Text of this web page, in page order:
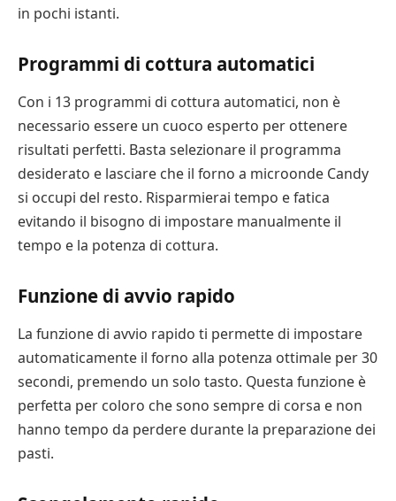
in pochi istanti.
Programmi di cottura automatici
Con i 13 programmi di cottura automatici, non è
necessario essere un cuoco esperto per ottenere
risultati perfetti. Basta selezionare il programma
desiderato e lasciare che il forno a microonde Candy
si occupi del resto. Risparmierai tempo e fatica
evitando il bisogno di impostare manualmente il
tempo e la potenza di cottura.
Funzione di avvio rapido
La funzione di avvio rapido ti permette di impostare
automaticamente il forno alla potenza ottimale per 30
secondi, premendo un solo tasto. Questa funzione è
perfetta per coloro che sono sempre di corsa e non
hanno tempo da perdere durante la preparazione dei
pasti.